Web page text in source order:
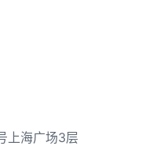
上海广场3层